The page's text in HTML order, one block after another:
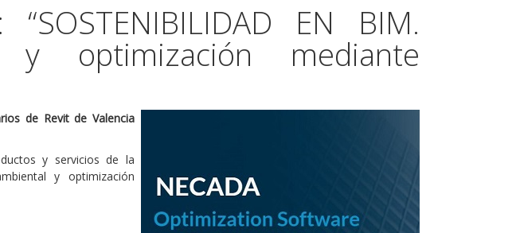
EN BIM.
y optimización mediante
de Revit de Valencia
y servicios de la
y optimización